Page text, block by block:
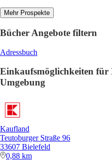
Mehr Prospekte
Bücher Angebote filtern
Adressbuch
Einkaufsmöglichkeiten für
Umgebung
Kaufland
Teutoburger Straße 96
33607 Bielefeld
0,88 km